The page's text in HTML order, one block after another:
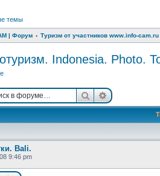
темы
| Форум Туризм от участников www.info-cam.ru
Indonesia. Photo.
Поиск
Bali.
9:46 pm